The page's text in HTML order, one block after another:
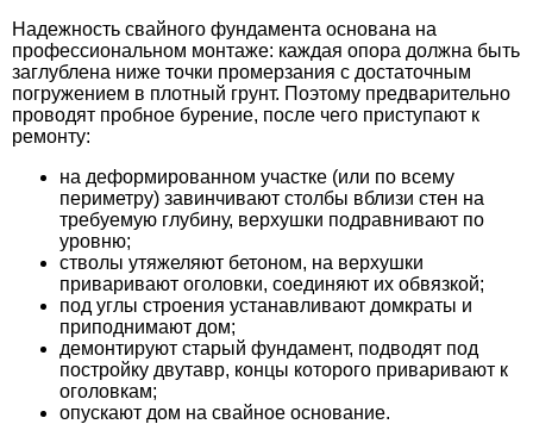
Надежность свайного фундамента основана на
профессиональном монтаже: каждая опора должна быть
заглублена ниже точки промерзания с достаточным
погружением в плотный грунт. Поэтому предварительно
проводят пробное бурение, после чего приступают к
ремонту:
на деформированном участке (или по всему
периметру) завинчивают столбы вблизи стен на
требуемую глубину, верхушки подравнивают по
уровню;
стволы утяжеляют бетоном, на верхушки
приваривают оголовки, соединяют их обвязкой;
под углы строения устанавливают домкраты и
приподнимают дом;
демонтируют старый фундамент, подводят под
постройку двутавр, концы которого приваривают к
оголовкам;
опускают дом на свайное основание.